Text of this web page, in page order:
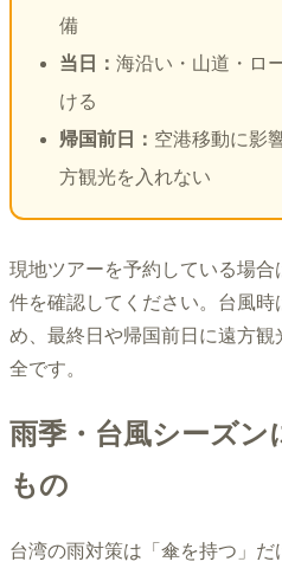
備
当日： 海沿い・山道・ロ
ける
帰国前日： 空港移動に影
方観光を入れない
現地ツアーを予約している場
件を確認してください。台風
め、最終日や帰国前日に遠方
全です。
雨季・台風シーズン
もの
台湾の雨対策は「傘を持つ」